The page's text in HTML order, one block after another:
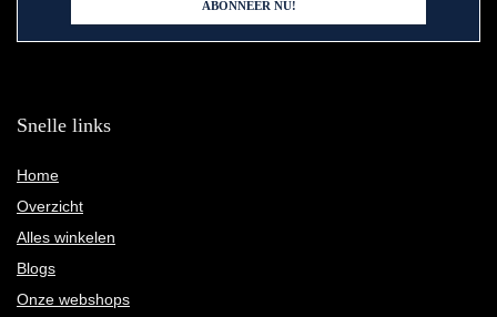
Snelle links
Home
Overzicht
Alles winkelen
Blogs
Onze webshops